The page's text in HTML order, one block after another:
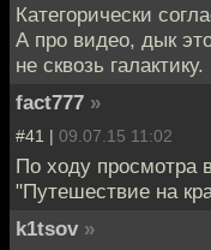
Категорически
А про видео, дык
не сквозь галактику.
fact777 »
#41 | 09.07.15 11:02
По ходу просмотра
"Путешествие на
k1tsov »